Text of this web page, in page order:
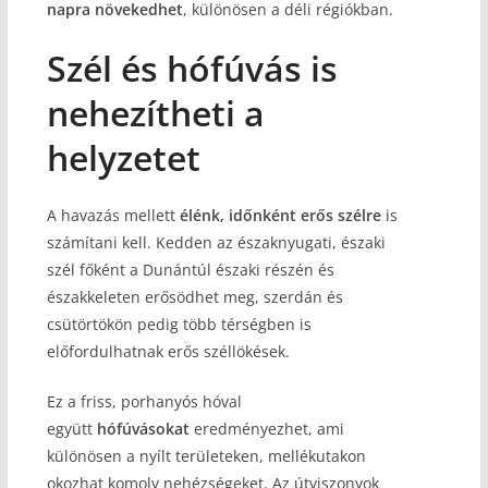
napra növekedhet, különösen a déli régiókban.
Szél és hófúvás is
nehezítheti a
helyzetet
A havazás mellett élénk, időnként erős szélreis
számítani kell. Kedden az északnyugati, északi
szél főként a Dunántúl északi részén és
északkeleten erősödhet meg, szerdán és
csütörtökön pedig több térségben is
előfordulhatnak erős széllökések.
Ez a friss, porhanyós hóval
együtt hófúvásokat eredményezhet, ami
különösen a nyílt területeken, mellékutakon
okozhat komoly nehézségeket. Az útviszonyok